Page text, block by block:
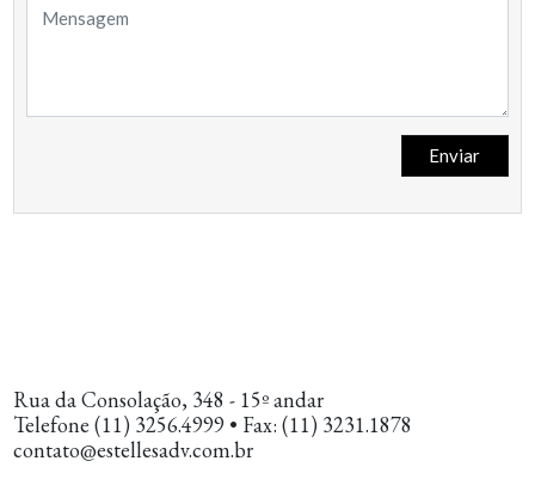
Enviar
Rua da Consolação, 348 - 15º andar
Telefone (11) 3256.4999 • Fax: (11) 3231.1878
contato@estellesadv.com.br